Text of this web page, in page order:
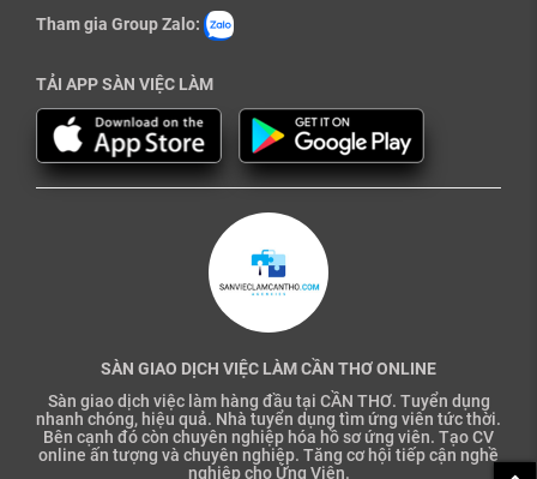
Tham gia Group Zalo:
TẢI APP SÀN VIỆC LÀM
SÀN GIAO DỊCH VIỆC LÀM CẦN THƠ ONLINE
Sàn giao dịch việc làm hàng đầu tại CẦN THƠ. Tuyển dụng
nhanh chóng, hiệu quả. Nhà tuyển dụng tìm ứng viên tức thời.
Bên cạnh đó còn chuyên nghiệp hóa hồ sơ ứng viên. Tạo CV
online ấn tượng và chuyên nghiệp. Tăng cơ hội tiếp cận nghề
nghiệp cho Ứng Viên.